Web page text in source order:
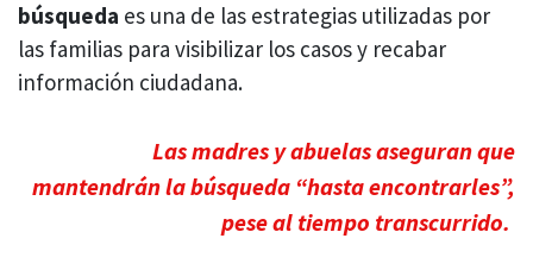
búsqueda es una de las estrategias utilizadas por
las familias para visibilizar los casos y recabar
información ciudadana.
Las madres y abuelas aseguran que
mantendrán la búsqueda “hasta encontrarles”,
pese al tiempo transcurrido.